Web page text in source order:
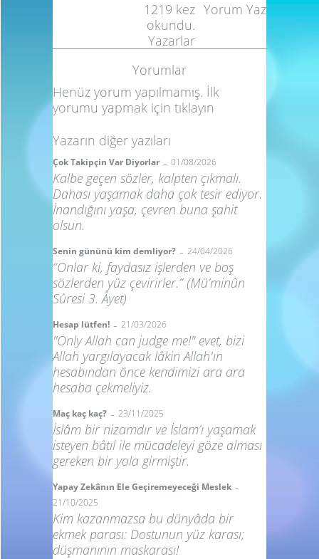
Yorum Yaz
1219 kez
okundu.
Yazarlar
Yorumlar
Henüz yorum yapılmamış. İlk
yorumu yapmak için tıklayın
Yazarın diğer yazıları
Çok Takipçin Var Diyorlar - 01/08/2026
Kalbe geçen sözler, kalpten çıkmalı.
Dahası yaşamak daha çok tesir ediyor.
İnandığını yaşa, çevren buna şahit
olsun.
Senin gününü kim demliyor? - 24/04/2026
“Onlar ki, faydasız işlerden ve boş
sözlerden yüz çevirirler.” (Mü’minûn
Sûresi 3. Âyet)
Hesap lütfen! - 21/03/2026
"Only Allah can judge me!" evet, bizi
Allah yargılayacak lâkin Allah'ın
hesabından önce kendimizi ara ara
hesaba çekmeliyiz.
Maç kaç kaç? - 23/11/2025
İslâm bir nizamdır ve İslam’ı yaşamak
isteyen bâtıl ile mücadeleyi göze alması
gereken bir yola girmiştir.
Yapay Zekânın Ele Geçiremeyeceği Meslek -
21/10/2025
Kim kazanmazsa bu dünyâda bir
ekmek parası: Dostunun yüz karası;
düşmanının maskarası!